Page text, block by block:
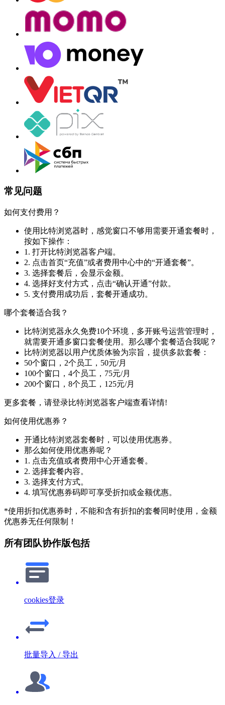
常见问题
如何支付费用？
使用比特浏览器时，感觉窗口不够用需要开通套餐时，
按如下操作：
1. 打开比特浏览器客户端。
2. 点击首页“充值”或者费用中心中的“开通套餐”。
3. 选择套餐后，会显示金额。
4. 选择好支付方式，点击“确认开通”付款。
5. 支付费用成功后，套餐开通成功。
哪个套餐适合我？
比特浏览器永久免费10个环境，多开账号运营管理时，
就需要开通多窗口套餐使用。那么哪个套餐适合我呢？
比特浏览器以用户优质体验为宗旨，提供多款套餐：
50个窗口，2个员工，50元/月
100个窗口，4个员工，75元/月
200个窗口，8个员工，125元/月
更多套餐，请登录比特浏览器客户端查看详情!
如何使用优惠券？
开通比特浏览器套餐时，可以使用优惠券。
那么如何使用优惠券呢？
1. 点击充值或者费用中心开通套餐。
2. 选择套餐内容。
3. 选择支付方式。
4. 填写优惠券码即可享受折扣或金额优惠。
*使用折扣优惠券时，不能和含有折扣的套餐同时使用，金额
优惠券无任何限制！
所有团队协作版包括
cookies登录
批量导入 / 导出